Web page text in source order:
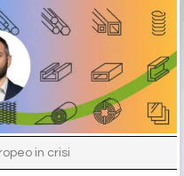
in crisi